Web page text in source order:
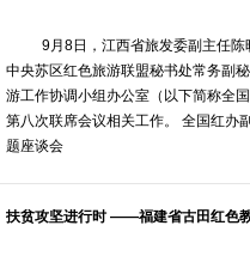
9月8日，江西省旅发委副主任
中央苏区红色旅游联盟秘书处常务副
游工作协调小组办公室（以下简称全
第八次联席会议相关工作。 全国红办
题座谈会
扶贫攻坚进行时 ——福建省古田红色